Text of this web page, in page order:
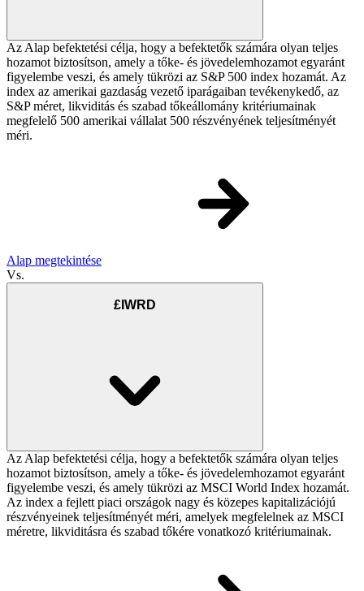
Az Alap befektetési célja, hogy a befektetők számára olyan teljes
hozamot biztosítson, amely a tőke- és jövedelemhozamot egyaránt
figyelembe veszi, és amely tükrözi az S&P 500 index hozamát. Az
index az amerikai gazdaság vezető iparágaiban tevékenykedő, az
S&P méret, likviditás és szabad tőkeállomány kritériumainak
megfelelő 500 amerikai vállalat 500 részvényének teljesítményét
méri.
Alap megtekintése
Vs.
£IWRD
Az Alap befektetési célja, hogy a befektetők számára olyan teljes
hozamot biztosítson, amely a tőke- és jövedelemhozamot egyaránt
figyelembe veszi, és amely tükrözi az MSCI World Index hozamát.
Az index a fejlett piaci országok nagy és közepes kapitalizációjú
részvényeinek teljesítményét méri, amelyek megfelelnek az MSCI
méretre, likviditásra és szabad tőkére vonatkozó kritériumainak.